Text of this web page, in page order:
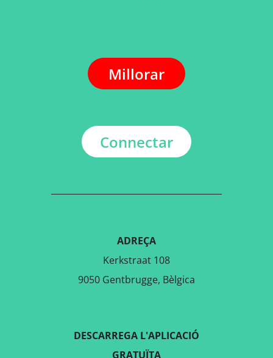
Millorar
Connectar
ADREÇA
Kerkstraat 108
9050 Gentbrugge, Bèlgica
DESCARREGA L'APLICACIÓ
GRATUÏTA